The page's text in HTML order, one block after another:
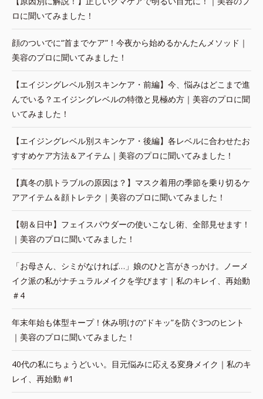
ロに聞いてみました！
顔のついでに“首までケア”！今夜から始めるかんたんメソッド｜
美容のプロに聞いてみました！
【エイジングレベル別スキンケア・前編】今、悩みはどこまで進
んでいる？エイジングレベルの特徴と見極め方｜美容のプロに聞
いてみました！
【エイジングレベル別スキンケア・後編】各レベルに合わせたお
すすめケア方法＆アイテム｜美容のプロに聞いてみました！
【真冬の肌トラブルの原因は？】マスク着用の季節を乗り切るケ
アアイテム＆顔トレテク｜美容のプロに聞いてみました！
【朝＆日中】フェイスパウダーの使いこなし術、全部見せます！
｜美容のプロに聞いてみました！
「お母さん、シミがなければ…」娘のひと言がきっかけ。ノーメ
イク派の私がナチュラルメイクを学びます｜私のキレイ、再始動
＃4
年末年始も体型キープ！休み明けの“ドキッ”を防ぐ3つのヒント
｜美容のプロに聞いてみました！
40代の私にちょうどいい。目元悩みに応える変身メイク｜私のキ
レイ、再始動 #1